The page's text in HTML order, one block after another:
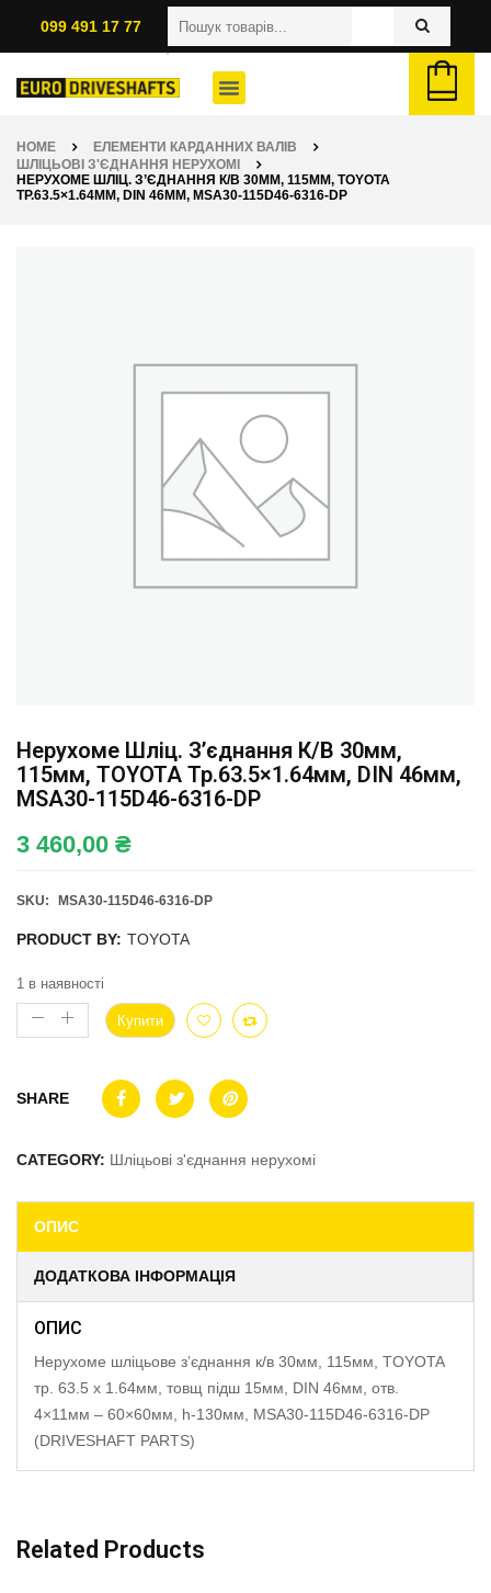
099 491 17 77
HOME
ЕЛЕМЕНТИ КАРДАННИХ ВАЛІВ
ШЛІЦЬОВІ З'ЄДНАННЯ НЕРУХОМІ
НЕРУХОМЕ ШЛІЦ. З’ЄДНАННЯ К/В 30ММ, 115ММ, TOYOTA
ТР.63.5×1.64ММ, DIN 46ММ, MSA30-115D46-6316-DP
Нерухоме Шліц. З’єднання К/в 30мм,
115мм, TOYOTA Тр.63.5×1.64мм, DIN 46мм,
MSA30-115D46-6316-DP
3 460,00 ₴
SKU: MSA30-115D46-6316-DP
PRODUCT BY: TOYOTA
1 в наявності
Купити
SHARE
CATEGORY: Шліцьові з'єднання нерухомі
ОПИС
ДОДАТКОВА ІНФОРМАЦІЯ
ОПИС
Нерухоме шліцьове з’єднання к/в 30мм, 115мм, TOYOTA
тр. 63.5 x 1.64мм, товщ підш 15мм, DIN 46мм, отв.
4×11мм – 60×60мм, h-130мм, MSA30-115D46-6316-DP
(DRIVESHAFT PARTS)
Related Products